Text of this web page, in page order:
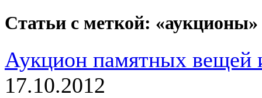
Статьи с меткой: «аукционы»
Аукцион памятных вещей
17.10.2012